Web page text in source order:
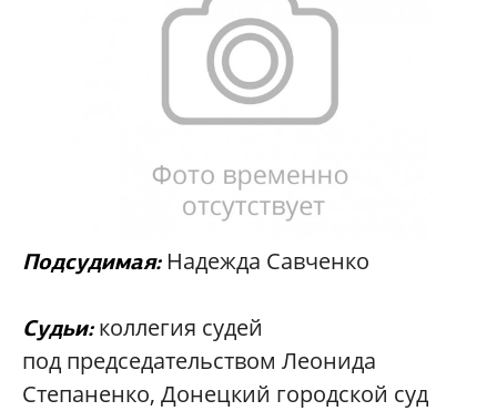
Подсудимая:Надежда Савченко
Судьи:коллегия судей
под председательством Леонида
Степаненко, Донецкий городской суд